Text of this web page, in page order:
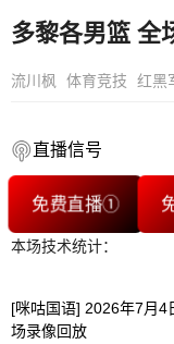
多黎各男篮 全
流川枫 体育竞技 红黑
直播信号
免费直播①
本场技术统计：
[咪咕国语] 2026年7月4
场录像回放